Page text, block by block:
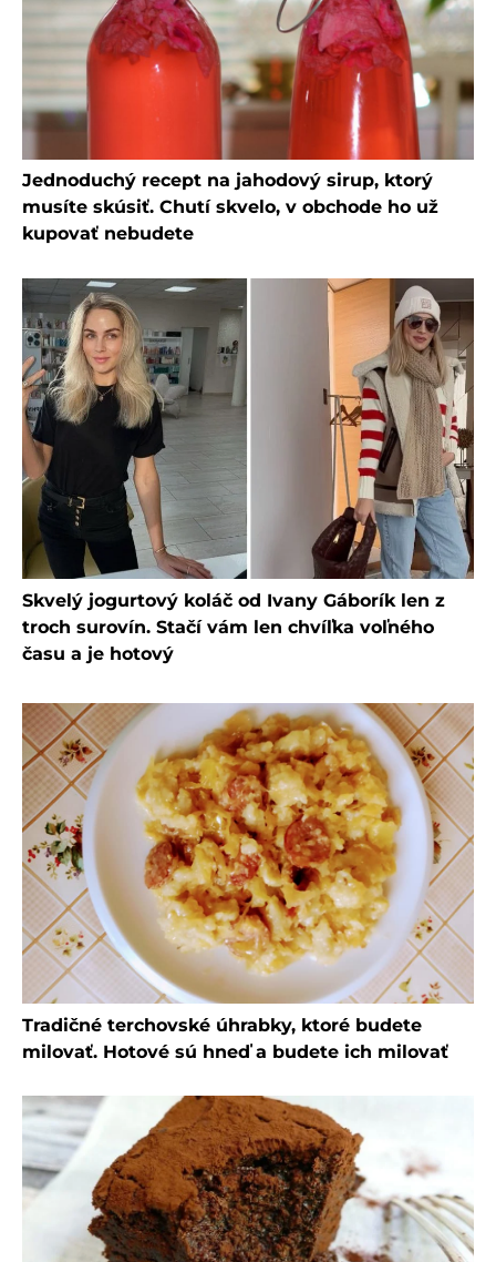
Jednoduchý recept na jahodový sirup, ktorý
musíte skúsiť. Chutí skvelo, v obchode ho už
kupovať nebudete
Skvelý jogurtový koláč od Ivany Gáborík len z
troch surovín. Stačí vám len chvíľka voľného
času a je hotový
Tradičné terchovské úhrabky, ktoré budete
milovať. Hotové sú hneď a budete ich milovať